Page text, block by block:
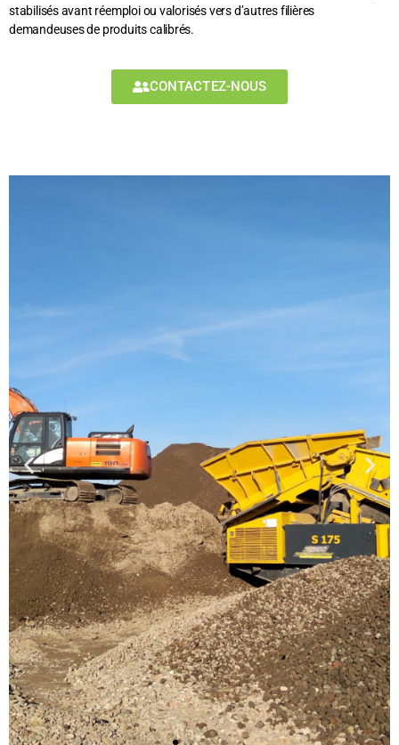
stabilisés avant réemploi ou valorisés vers d’autres filières
demandeuses de produits calibrés.
CONTACTEZ-NOUS